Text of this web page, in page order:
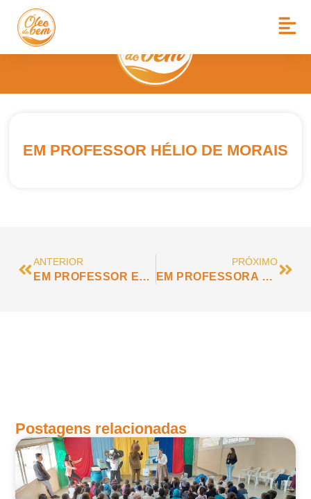
EM PROFESSOR HÉLIO DE MORAIS
ANTERIOR
EM PROFESSOR EUFLÁVIO BARBOSA
PRÓXIMO
EM PROFESSORA HILDA FRIDA GHERING GEMINIANI
Postagens relacionadas